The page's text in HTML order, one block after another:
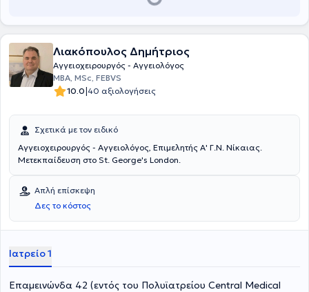
Λιακόπουλος Δημήτριος
Αγγειοχειρουργός - Αγγειολόγος
MBA, MSc, FEBVS
10.0|40 αξιολογήσεις
Σχετικά με τον ειδικό
Αγγειοχειρουργός - Αγγειολόγος, Επιμελητής Α' Γ.Ν. Νίκαιας.
Μετεκπαίδευση στο St. George's London.
Απλή επίσκεψη
Δες το κόστος
Ιατρείο 1
Επαμεινώνδα 42 (εντός του Πολυϊατρείου Central Medical